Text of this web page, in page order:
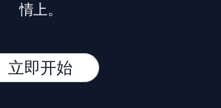
情上。
立即开始